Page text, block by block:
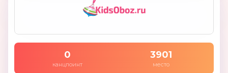
0
канцпоинт
3901
место